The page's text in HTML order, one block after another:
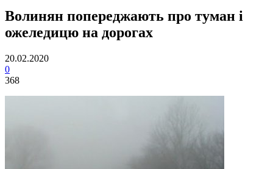
Волинян попереджають про туман і
ожеледицю на дорогах
20.02.2020
0
368